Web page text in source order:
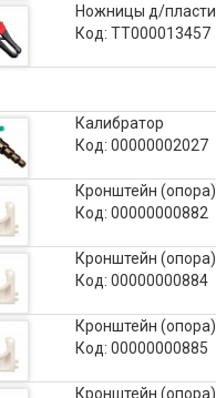
Ножницы д/
Код: ТТ000013457
Калибратор
Код: 00000002027
Кронштейн
Код: 00000000882
Кронштейн
Код: 00000000884
Кронштейн
Код: 00000000885
Кронштейн